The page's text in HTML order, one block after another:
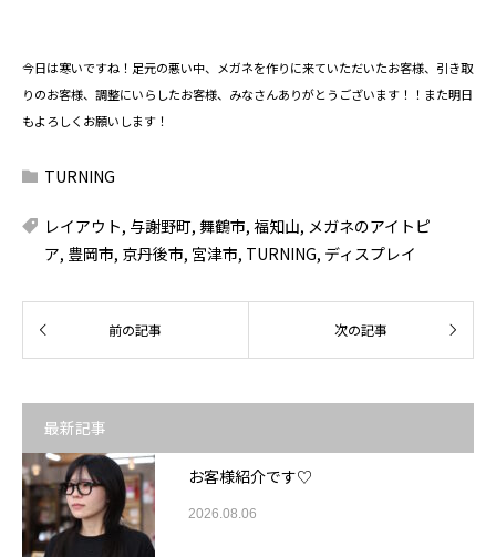
今日は寒いですね！足元の悪い中、メガネを作りに来ていただいたお客様、引き取
りのお客様、調整にいらしたお客様、みなさんありがとうございます！！また明日
もよろしくお願いします！
TURNING
レイアウト, 与謝野町, 舞鶴市, 福知山, メガネのアイトピ
ア, 豊岡市, 京丹後市, 宮津市, TURNING, ディスプレイ
最新記事
お客様紹介です♡
2026.08.06